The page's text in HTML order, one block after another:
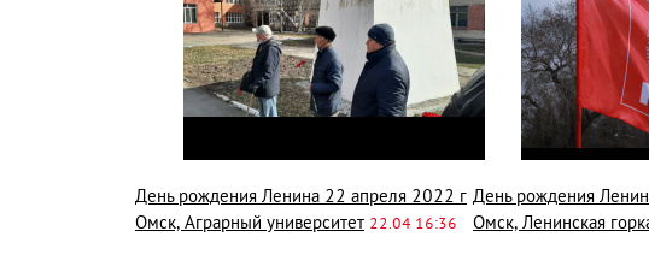
День рождения Ленина 22 апреля 2022 г
Омск, Аграрный университет 22.04 16:36
День рождения
Омск, Ленинская